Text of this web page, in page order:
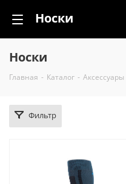
Носки
Носки
Главная - Каталог - Аксессуары
Фильтр